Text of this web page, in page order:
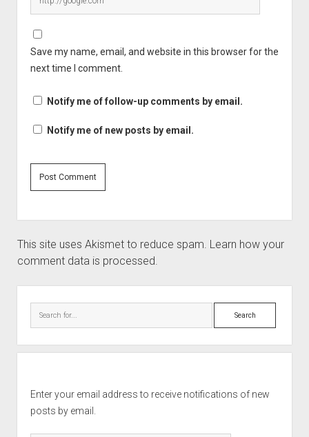
Save my name, email, and website in this browser for the
next time I comment.
Notify me of follow-up comments by email.
Notify me of new posts by email.
This site uses Akismet to reduce spam. Learn how your
comment data is processed.
Search
Enter your email address to receive notifications of new
posts by email.